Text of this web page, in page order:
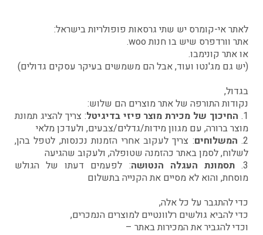
לאתר אי-קומרס יש שתי גרסאות פופולריות בישראל:
אתר וורדפרס שיש בו חנות woo.
או אתר קונימבו.
(יש גם מג'נטו ועוד, אבל הם משמשים בעיקר עסקים גדולים)
בגדול,
נקודות התורפה של אתר מוצרים הם שלוש:
1. החיכוך של מכירת מוצר פיזי בדיגיטל: צריך להציג תמונת
מוצר ברורה, עם מגוון מידות/גדלים/צבעים, ולעדכן מלאי
2. המשלוחים: צריך לעקוב אחרי הזמנות נכנסות, לטפל בהן,
לשלוח, לסמן באתר כהזמנה שטופלה, ולעקוב שהגיעה
3. תסמונת העגלה הנטושה: לפעמים דעתו של הגולש
מוסחת, והוא לא מסיים את הקנייה בתשלום
כדי להתגבר על כל אלה,
כדי להביא גולשים רלוונטיים למוצרים הנמכרים,
וכדי להגביר את המכירות באתר –